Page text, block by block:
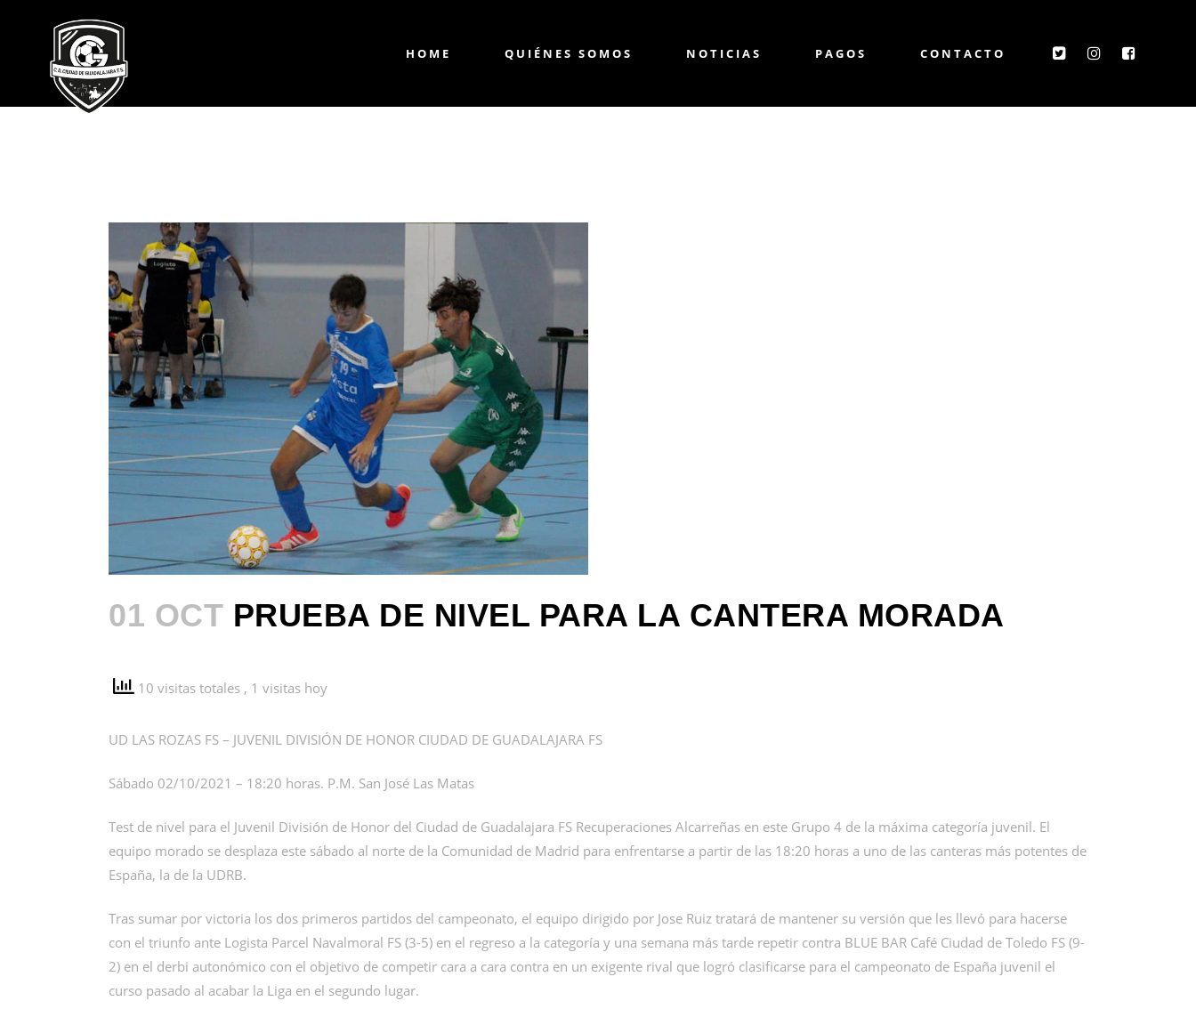
HOME QUIÉNES SOMOS NOTICIAS PAGOS CONTACTO
01 OCT PRUEBA DE NIVEL PARA LA CANTERA MORADA
10 visitas totales , 1 visitas hoy
UD LAS ROZAS FS – JUVENIL DIVISIÓN DE HONOR CIUDAD DE GUADALAJARA FS
Sábado 02/10/2021 – 18:20 horas. P.M. San José Las Matas
Test de nivel para el Juvenil División de Honor del Ciudad de Guadalajara FS Recuperaciones Alcarreñas en este Grupo 4 de la máxima categoría juvenil. El
equipo morado se desplaza este sábado al norte de la Comunidad de Madrid para enfrentarse a partir de las 18:20 horas a uno de las canteras más potentes de
España, la de la UDRB.
Tras sumar por victoria los dos primeros partidos del campeonato, el equipo dirigido por Jose Ruiz tratará de mantener su versión que les llevó para hacerse
con el triunfo ante Logista Parcel Navalmoral FS (3-5) en el regreso a la categoría y una semana más tarde repetir contra BLUE BAR Café Ciudad de Toledo FS (9-
2) en el derbi autonómico con el objetivo de competir cara a cara contra en un exigente rival que logró clasificarse para el campeonato de España juvenil el
curso pasado al acabar la Liga en el segundo lugar.